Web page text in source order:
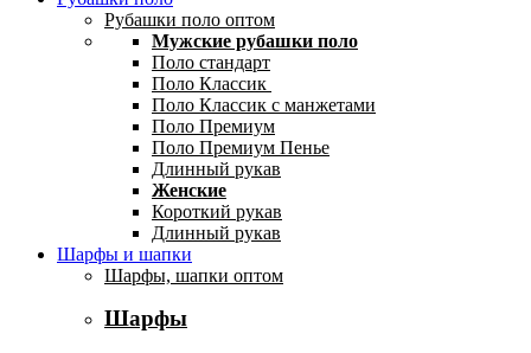
Рубашки поло оптом
Мужские рубашки поло
Поло стандарт
Поло Классик
Поло Классик с манжетами
Поло Премиум
Поло Премиум Пенье
Длинный рукав
Женские
Короткий рукав
Длинный рукав
Шарфы и шапки
Шарфы, шапки оптом
Шарфы